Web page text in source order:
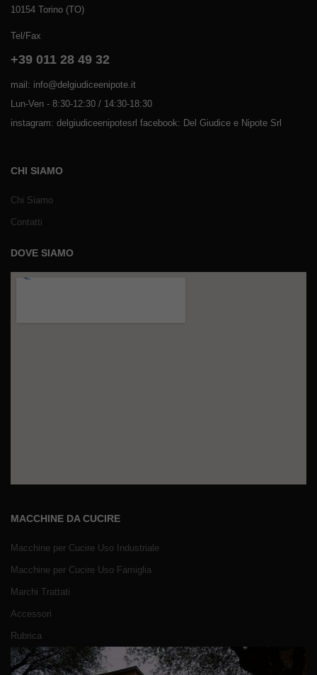
10154 Torino (TO)
Tel/Fax
+39 011 28 49 32
mail: info@delgiudiceenipote.it
Lun-Ven - 8:30-12:30 / 14:30-18:30
instagram: delgiudiceenipotesrl facebook: Del Giudice e Nipote Srl
CHI SIAMO
Chi Siamo
Contatti
DOVE SIAMO
MACCHINE DA CUCIRE
Macchine per Cucire Uso Industriale
Macchine per Cucire Uso Famiglia
Marchi Trattati
Accessori
Rubrica